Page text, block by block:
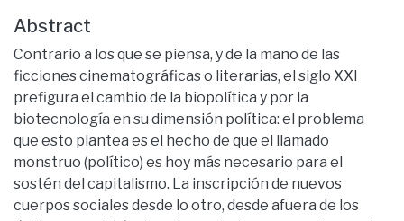
Abstract
Contrario a los que se piensa, y de la mano de las
ficciones cinematográficas o literarias, el siglo XXI
prefigura el cambio de la biopolítica y por la
biotecnología en su dimensión política: el problema
que esto plantea es el hecho de que el llamado
monstruo (político) es hoy más necesario para el
sostén del capitalismo. La inscripción de nuevos
cuerpos sociales desde lo otro, desde afuera de los